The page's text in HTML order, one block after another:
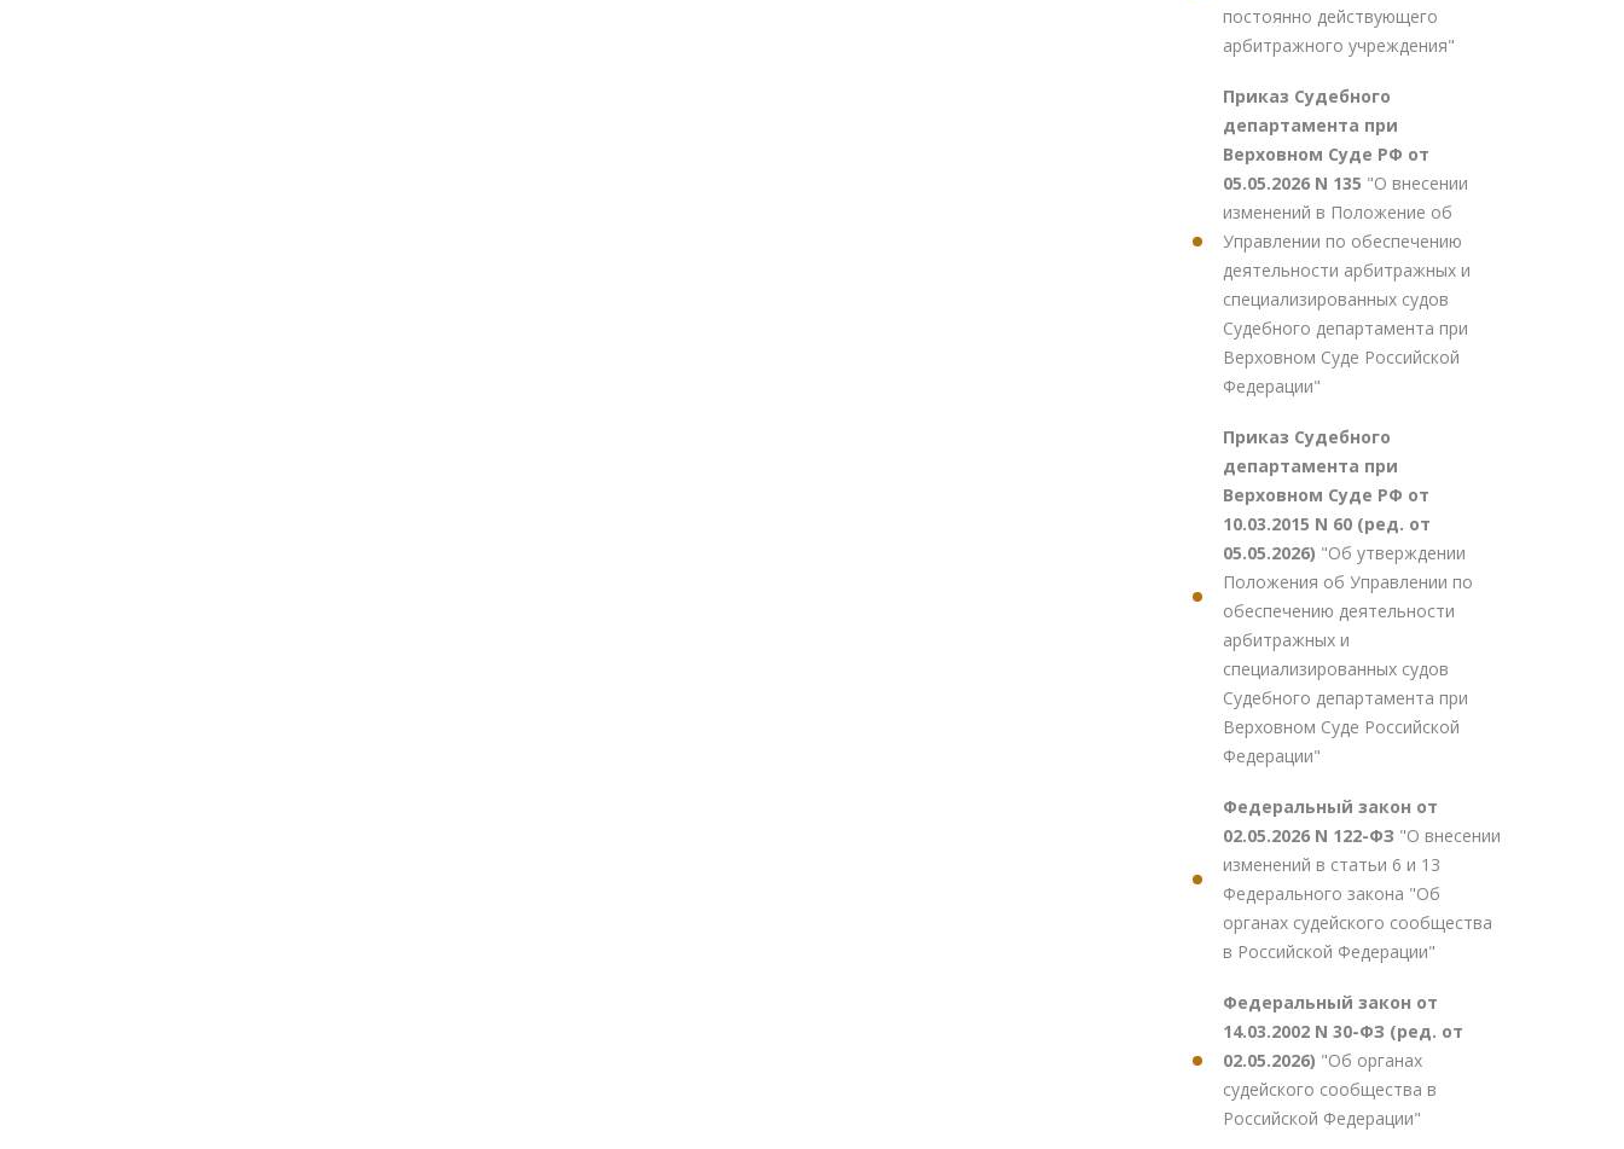
постоянно действующего
арбитражного учреждения"
Приказ Судебного
департамента при
Верховном Суде РФ от
05.05.2026 N 135 "О внесении
изменений в Положение об
Управлении по обеспечению
деятельности арбитражных и
специализированных судов
Судебного департамента при
Верховном Суде Российской
Федерации"
Приказ Судебного
департамента при
Верховном Суде РФ от
10.03.2015 N 60 (ред. от
05.05.2026) "Об утверждении
Положения об Управлении по
обеспечению деятельности
арбитражных и
специализированных судов
Судебного департамента при
Верховном Суде Российской
Федерации"
Федеральный закон от
02.05.2026 N 122-ФЗ "О внесении
изменений в статьи 6 и 13
Федерального закона "Об
органах судейского сообщества
в Российской Федерации"
Федеральный закон от
14.03.2002 N 30-ФЗ (ред. от
02.05.2026) "Об органах
судейского сообщества в
Российской Федерации"